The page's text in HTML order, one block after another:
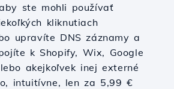
ste mohli používať
kliknutiach
upravíte DNS záznamy a
k Shopify, Wix, Google
akejkoľvek inej externé
intuitívne, len za 5,99 €